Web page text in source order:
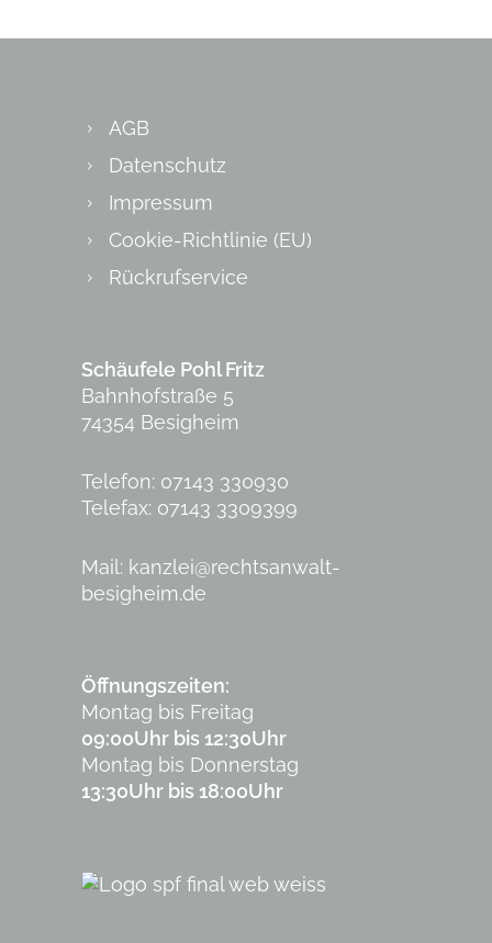
AGB
Datenschutz
Impressum
Cookie-Richtlinie (EU)
Rückrufservice
Schäufele Pohl Fritz
Bahnhofstraße 5
74354 Besigheim
Telefon: 07143 330930
Telefax: 07143 3309399
Mail: kanzlei@rechtsanwalt-
besigheim.de
Öffnungszeiten:
Montag bis Freitag
09:00Uhr bis 12:30Uhr
Montag bis Donnerstag
13:30Uhr bis 18:00Uhr